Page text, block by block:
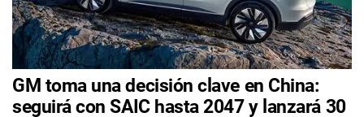
GM toma una decisión clave en China:
seguirá con SAIC hasta 2047 y lanzará 30